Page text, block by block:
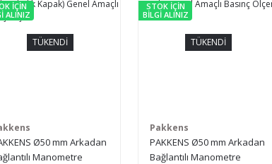
TÜKENDİ
İÇİN
ALINIZ
Ø50 mm Arkadan
Manometre
TÜKENDİ
STOK İÇİN
BİLGİ ALINIZ
Pakkens
PAKKENS Ø50 mm Arkadan
Bağlantılı Manometre